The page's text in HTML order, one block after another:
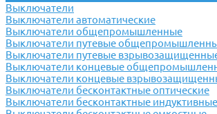
Выключатели
Выключатели автоматические
Выключатели общепромышленные
Выключатели путевые
Выключатели путевые
Выключатели концевые
Выключатели концевые
Выключатели бесконтактные оптические
Выключатели бесконтактные индуктивные